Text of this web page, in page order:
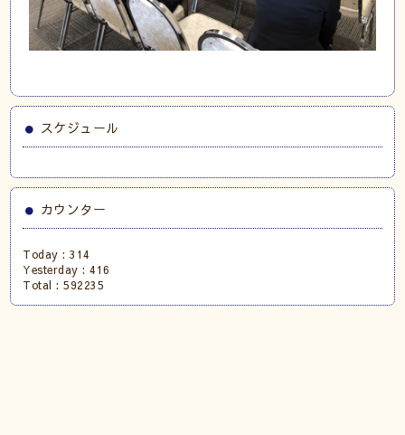
スケジュール
カウンター
Today :314
Yesterday :416
Total :592235